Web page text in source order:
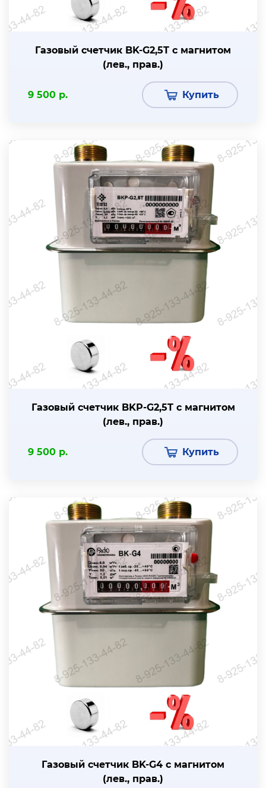
Газовый счетчик BK-G2,5T с магнитом
(лев., прав.)
9 500 р. Купить
Газовый счетчик BKР-G2,5T с магнитом
(лев., прав.)
9 500 р. Купить
Газовый счетчик BK-G4 с магнитом
(лев., прав.)